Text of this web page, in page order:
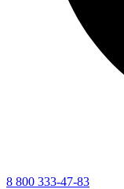
8 800 333-47-83